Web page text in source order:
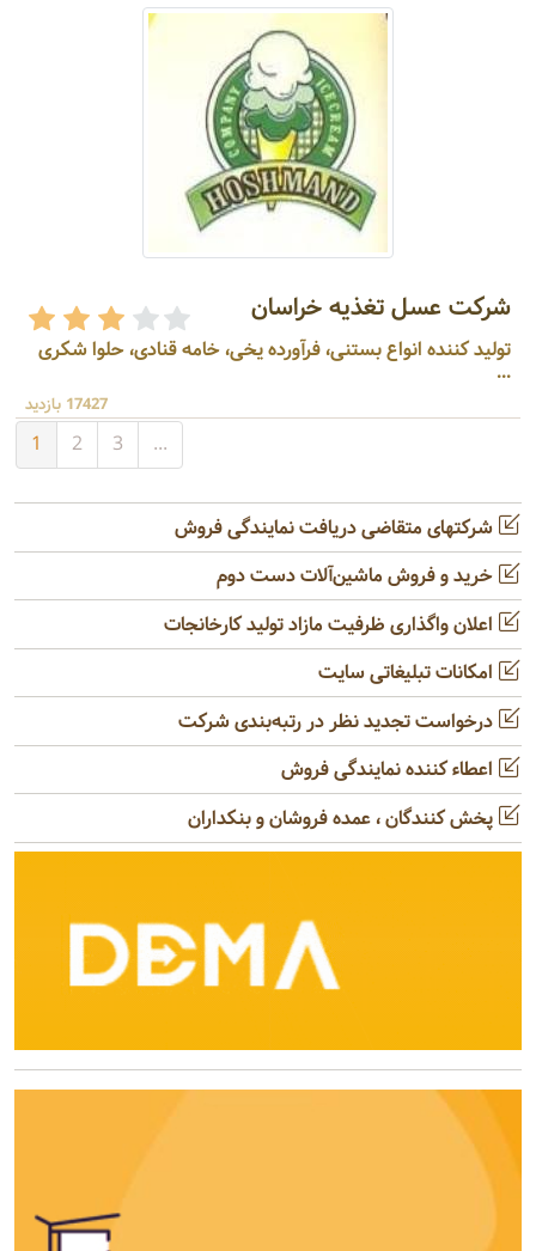
شرکت عسل تغذیه خراسان
تولید کننده انواع بستنی، فرآورده یخی، خامه قنادی، حلوا شکری
...
17427 بازدید
1 2 3 ...
شرکتهای متقاضی دریافت نمایندگی فروش
خرید و فروش ماشین‌آلات دست دوم
اعلان واگذاری ظرفیت مازاد تولید کارخانجات
امکانات تبلیغاتی سایت
درخواست تجدید نظر در رتبه‌بندی شرکت
اعطاء کننده نمایندگی فروش
پخش کنندگان ، عمده فروشان و بنکداران